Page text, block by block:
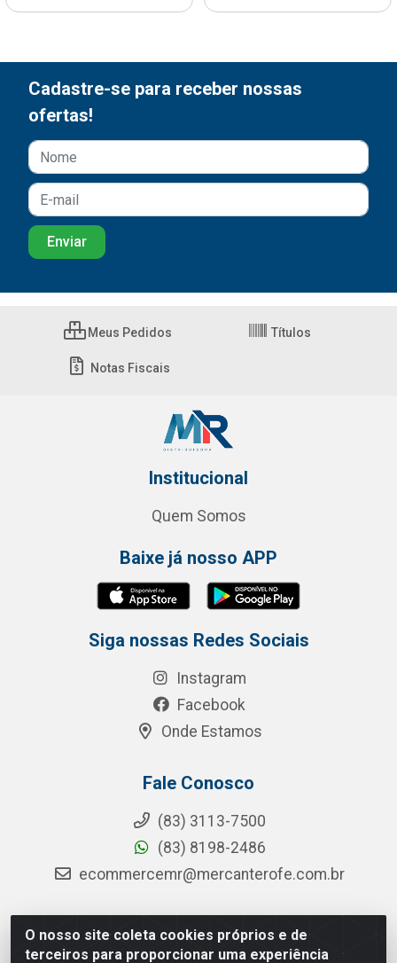
O nosso site coleta cookies próprios e de
terceiros para proporcionar uma experiência
Cadastre-se para receber nossas
ofertas!
Meus Pedidos Títulos
Notas Fiscais
Institucional
Quem Somos
Baixe já nosso APP
Siga nossas Redes Sociais
Instagram
Facebook
Onde Estamos
Fale Conosco
(83) 3113-7500
(83) 8198-2486
ecommercemr@mercanterofe.com.br
MR Distribuidora - Rua Hortêncio Ribeiro de Luna, 3777 -